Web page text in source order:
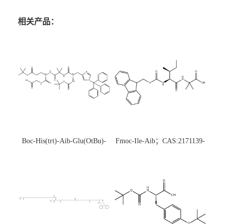
相关产品：
Boc-His(trt)-Aib-Glu(OtBu)-
Fmoc-Ile-Aib；CAS:2171139-